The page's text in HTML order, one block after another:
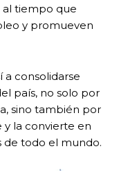
al tiempo que
y promueven
a consolidarse
país, no solo por
sino también por
y la convierte en
de todo el mundo.